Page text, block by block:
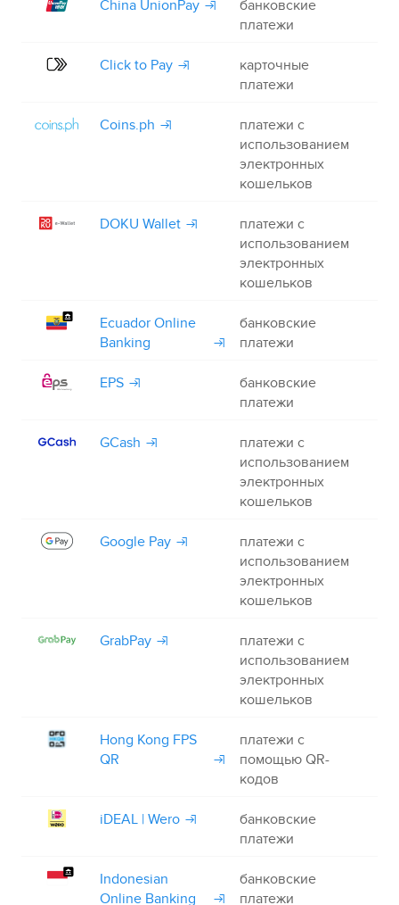
China UnionPay
банковские
платежи
Click to Pay
карточные
платежи
Coins.ph
платежи с
использованием
электронных
кошельков
DOKU Wallet
платежи с
использованием
электронных
кошельков
Ecuador Online
Banking
банковские
платежи
EPS
банковские
платежи
GCash
платежи с
использованием
электронных
кошельков
Google Pay
платежи с
использованием
электронных
кошельков
GrabPay
платежи с
использованием
электронных
кошельков
Hong Kong FPS
QR
платежи с
помощью QR-
кодов
iDEAL | Wero
банковские
платежи
Indonesian
Online Banking
банковские
платежи